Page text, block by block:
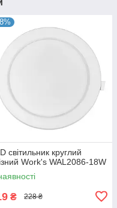
світильник круглий
Work's WAL2086-18W
₴ 228 ₴